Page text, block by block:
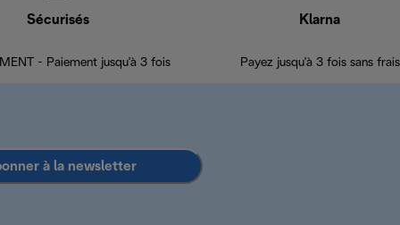
Sécurisés
- Paiement jusqu'à 3 fois
Klarna
Payez jusqu'à 3 fois sans frais
à la newsletter